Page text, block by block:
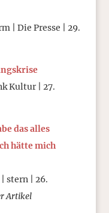
| Die Presse | 29.
Kultur | 27.
das alles
hätte mich
stern | 26.
Artikel